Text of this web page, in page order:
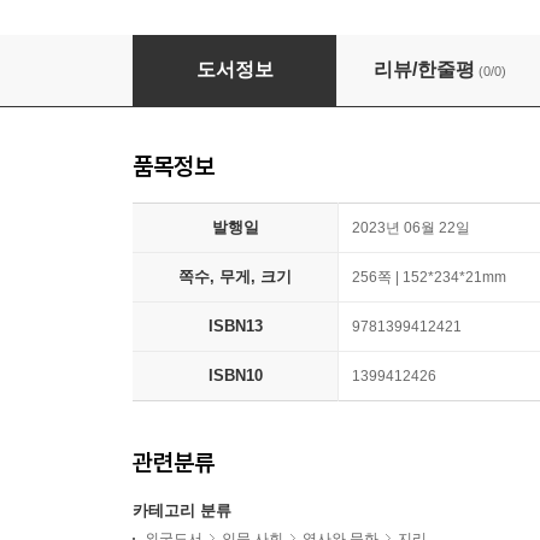
Age of the City
도서정보 리뷰/한줄평 (0/0)
품목정보
발행일 2023년 06월 22일
쪽수, 무게, 크기 256쪽 | 152*234*21mm
ISBN13 9781399412421
ISBN10 1399412426
관련분류
카테고리 분류